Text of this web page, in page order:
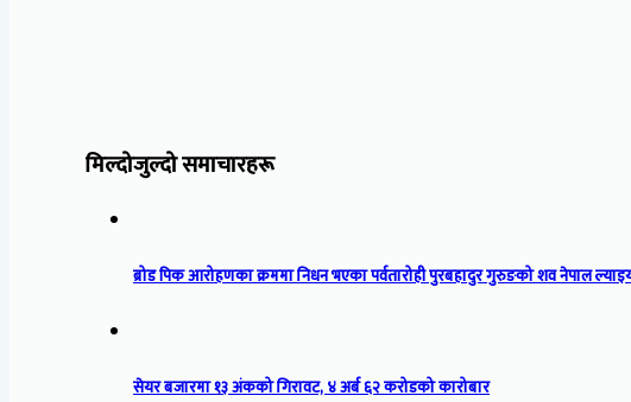
मिल्दोजुल्दो समाचारहरू
ब्रोड पिक आरोहणका क्रममा निधन भएका पर्वतारोही पुरबहादुर गुरुङको शव नेपाल
सेयर बजारमा १३ अंकको गिरावट, ४ अर्ब ६२ करोडको कारोबार